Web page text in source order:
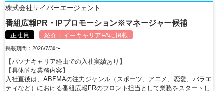
株式会社サイバーエージェント
番組広報PR・IPプロモーション※マネージャー候補
正社員 紹介： イーキャリアFAに掲載
掲載期間：2026/7/30〜
【パソナキャリア経由での入社実績あり】
【具体的な業務内容】
入社直後は、ABEMAの注力ジャンル（スポーツ、アニメ、恋愛、バラエ
ティなど）における番組広報PRのフロント担当として業務をスタートし